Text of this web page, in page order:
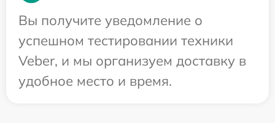
Вы получите уведомление о
успешном тестировании техники
Veber, и мы организуем доставку в
удобное место и время.